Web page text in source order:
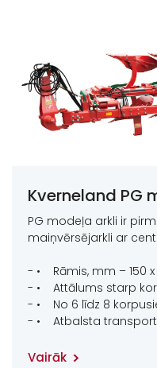
Kverneland PG
PG modeļa arkli ir
maiņvērsējarkli ar
- • Rāmis, mm – 150 x
- • Attālums starp
- • No 6 līdz 8
- • Atbalsta
Vairāk